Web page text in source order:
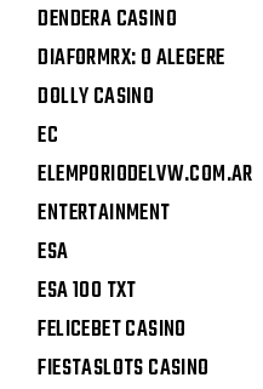
DENDERA CASINO
DIAFORMRX: O ALEGERE
DOLLY CASINO
EC
ELEMPORIODELVW.COM.AR
ENTERTAINMENT
ESA
ESA 100 TXT
FELICEBET CASINO
FIESTASLOTS CASINO